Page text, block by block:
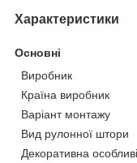
Характеристики
Основні
Виробник
Країна виробник
Варіант монтажу
Вид рулонної штори
Декоративна